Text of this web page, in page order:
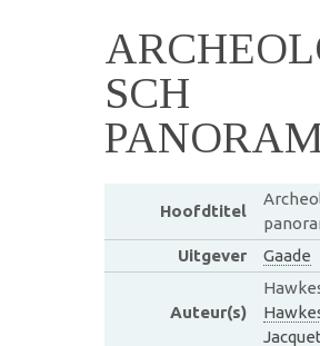
SCH
Hoofdtitel
Uitgever
Gaade
Auteur(s)